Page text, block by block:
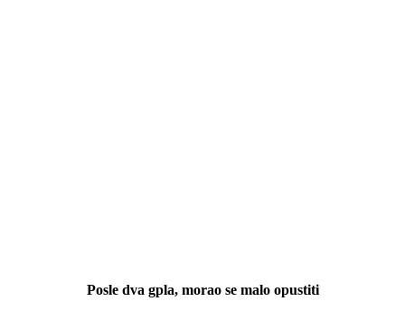
Posle dva gpla, morao se malo opustiti